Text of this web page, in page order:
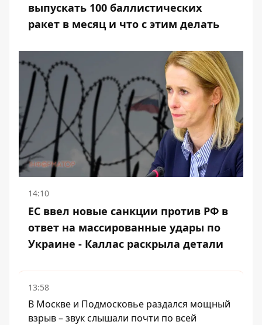
выпускать 100 баллистических
ракет в месяц и что с этим делать
14:10
ЕС ввел новые санкции против РФ в
ответ на массированные удары по
Украине - Каллас раскрыла детали
13:58
В Москве и Подмосковье раздался мощный
взрыв – звук слышали почти по всей